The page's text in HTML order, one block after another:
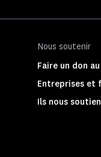
Nous soutenir
Faire un don
Entreprises et
Ils nous